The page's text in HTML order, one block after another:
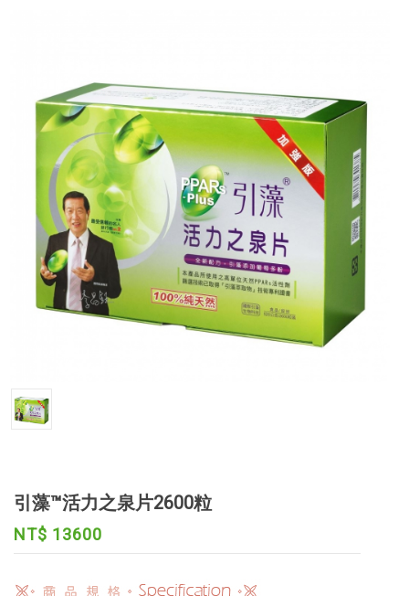
引藻™活力之泉片2600粒
NT$ 13600